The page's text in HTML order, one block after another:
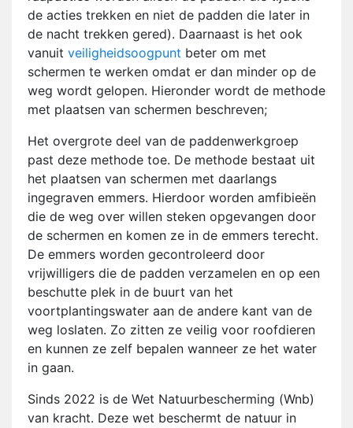
de acties trekken en niet de padden die later in
de nacht trekken gered). Daarnaast is het ook
vanuit veiligheidsoogpunt beter om met
schermen te werken omdat er dan minder op de
weg wordt gelopen. Hieronder wordt de methode
met plaatsen van schermen beschreven;
Het overgrote deel van de paddenwerkgroep
past deze methode toe. De methode bestaat uit
het plaatsen van schermen met daarlangs
ingegraven emmers. Hierdoor worden amfibieën
die de weg over willen steken opgevangen door
de schermen en komen ze in de emmers terecht.
De emmers worden gecontroleerd door
vrijwilligers die de padden verzamelen en op een
beschutte plek in de buurt van het
voortplantingswater aan de andere kant van de
weg loslaten. Zo zitten ze veilig voor roofdieren
en kunnen ze zelf bepalen wanneer ze het water
in gaan.
Sinds 2022 is de Wet Natuurbescherming (Wnb)
van kracht. Deze wet beschermt de natuur in